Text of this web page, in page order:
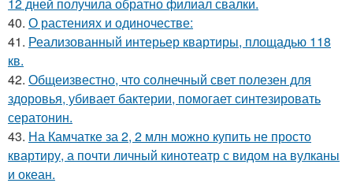
12 дней получила обратно филиал свалки.
40. О растениях и одиночестве:
41. Реализованный интерьер квартиры, площадью 118
кв.
42. Общеизвестно, что солнечный свет полезен для
здоровья, убивает бактерии, помогает синтезировать
сератонин.
43. На Камчатке за 2, 2 млн можно купить не просто
квартиру, а почти личный кинотеатр с видом на вулканы
и океан.